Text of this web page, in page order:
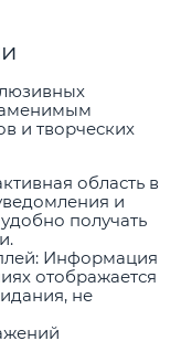
и творческих
область в
и
получать
Информация
отображается
не